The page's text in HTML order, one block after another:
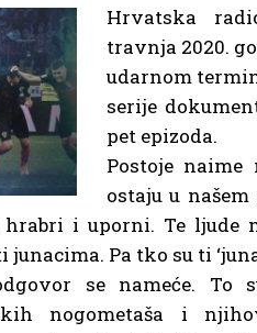
Hrvatska
travnja 2020.
udarnom
serije
pet epizoda.
Postoje
ostaju u našem
i uporni. Te ljude
Pa tko su ti
se nameće. To
nogometaša i